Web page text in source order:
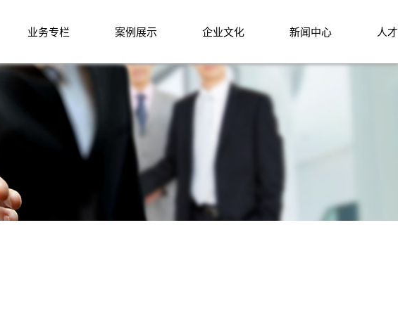
业务专栏 案例展示 企业文化 新闻中心 人